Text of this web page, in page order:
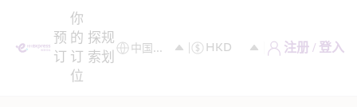
预
订
你
的
订
位
探
索
规
划
注册 / 登入